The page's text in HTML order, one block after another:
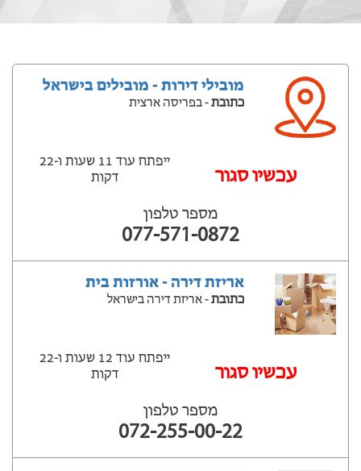
מובילי דירות - מובילים בישראל
כתובת- בפריסה ארצית
עכשיו סגור
ייפתח עוד 11 שעות ‫ו-22
דקות
מספר טלפון
077-571-0872
אריזת דירה - אורזות בית
כתובת- אריזת דירה בישראל
עכשיו סגור
ייפתח עוד 12 שעות ‫ו-22
דקות
מספר טלפון
072-255-00-22